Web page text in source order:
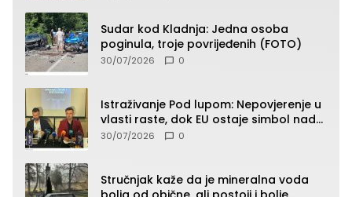
Sudar kod Kladnja: Jedna osoba
poginula, troje povrijeđenih (FOTO)
30/07/2026 0
Istraživanje Pod lupom: Nepovjerenje u
vlasti raste, dok EU ostaje simbol nade
građana
30/07/2026 0
Stručnjak kaže da je mineralna voda